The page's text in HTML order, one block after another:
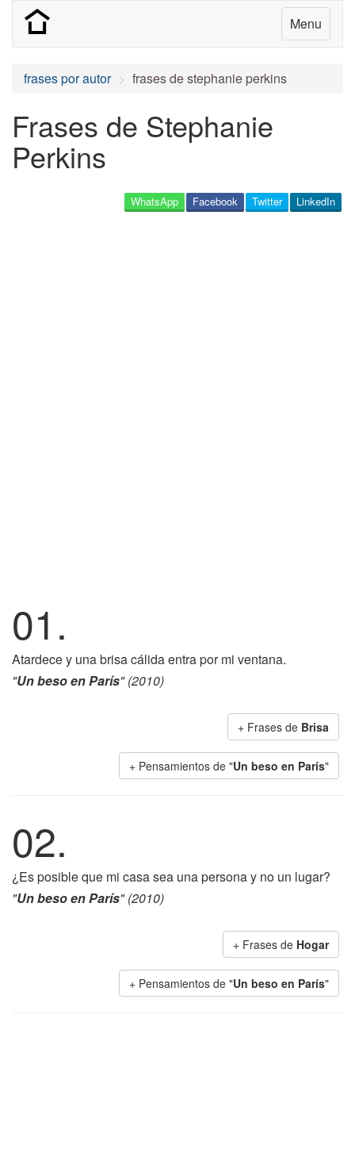
Menu
frases por autor frases de stephanie perkins
Frases de Stephanie
Perkins
LinkedIn
Twitter
Facebook
WhatsApp
01.
Atardece y una brisa cálida entra por mi ventana.
"Un beso en París" (2010)
+ Frases de Brisa
+ Pensamientos de "Un beso en París"
02.
¿Es posible que mi casa sea una persona y no un lugar?
"Un beso en París" (2010)
+ Frases de Hogar
+ Pensamientos de "Un beso en París"